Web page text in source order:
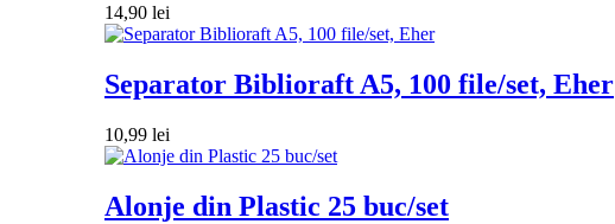
14,90 lei
Separator Biblioraft A5, 100 file/set, Eher
10,99 lei
Alonje din Plastic 25 buc/set